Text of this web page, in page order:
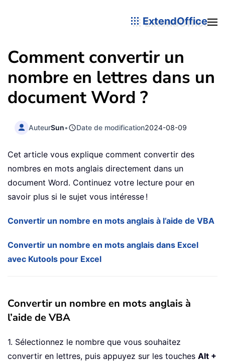
ExtendOffice
Comment convertir un
nombre en lettres dans un
document Word ?
AuteurSun• Date de modification2024-08-09
Cet article vous explique comment convertir des
nombres en mots anglais directement dans un
document Word. Continuez votre lecture pour en
savoir plus si le sujet vous intéresse !
Convertir un nombre en mots anglais à l’aide de VBA
Convertir un nombre en mots anglais dans Excel
avec Kutools pour Excel
Convertir un nombre en mots anglais à
l’aide de VBA
1. Sélectionnez le nombre que vous souhaitez
convertir en lettres, puis appuyez sur les touches Alt +